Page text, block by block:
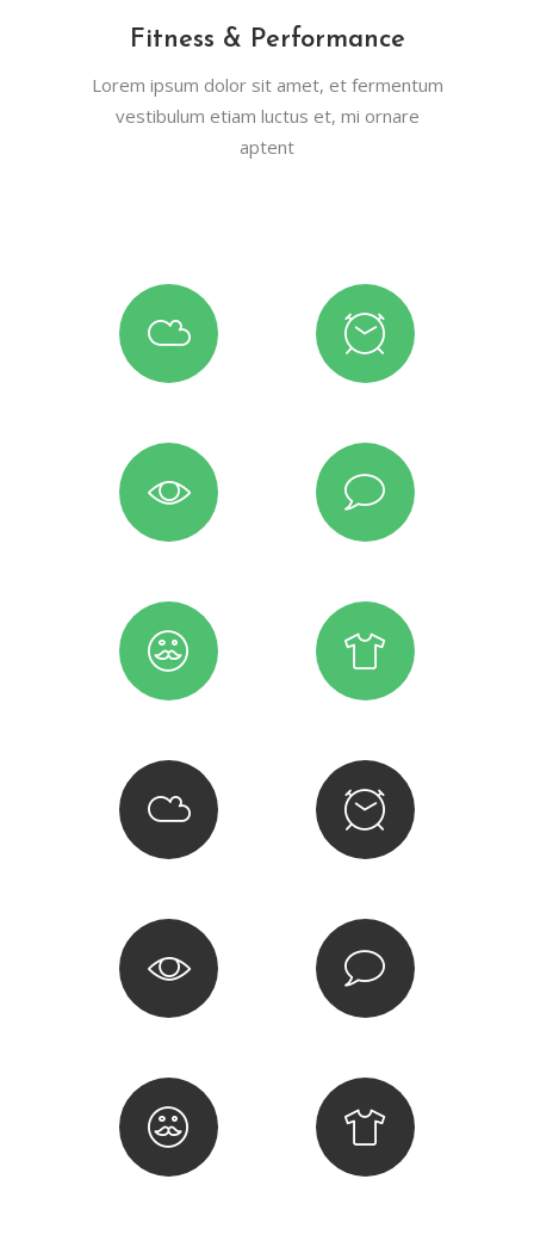
Fitness & Performance
Lorem ipsum dolor sit amet, et fermentum
vestibulum etiam luctus et, mi ornare
aptent